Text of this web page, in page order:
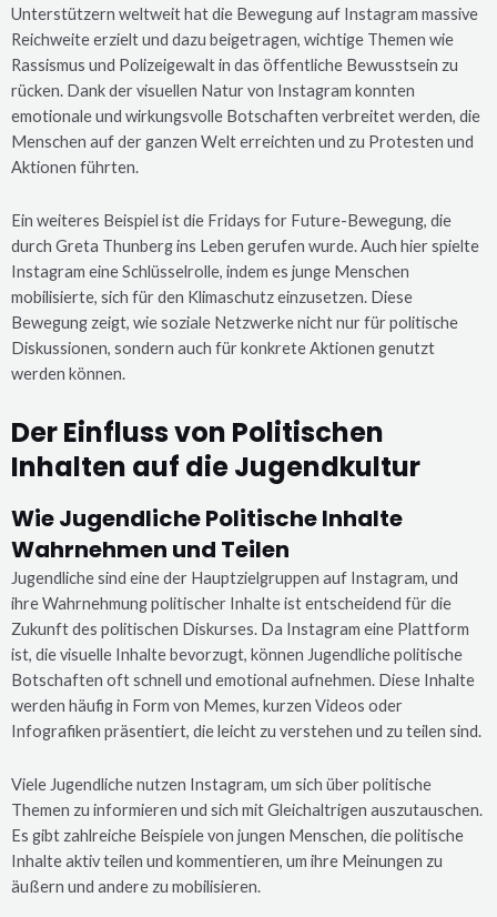
Unterstützern weltweit hat die Bewegung auf Instagram massive
Reichweite erzielt und dazu beigetragen, wichtige Themen wie
Rassismus und Polizeigewalt in das öffentliche Bewusstsein zu
rücken. Dank der visuellen Natur von Instagram konnten
emotionale und wirkungsvolle Botschaften verbreitet werden, die
Menschen auf der ganzen Welt erreichten und zu Protesten und
Aktionen führten.
Ein weiteres Beispiel ist die Fridays for Future-Bewegung, die
durch Greta Thunberg ins Leben gerufen wurde. Auch hier spielte
Instagram eine Schlüsselrolle, indem es junge Menschen
mobilisierte, sich für den Klimaschutz einzusetzen. Diese
Bewegung zeigt, wie soziale Netzwerke nicht nur für politische
Diskussionen, sondern auch für konkrete Aktionen genutzt
werden können.
Der Einfluss von Politischen
Inhalten auf die Jugendkultur
Wie Jugendliche Politische Inhalte
Wahrnehmen und Teilen
Jugendliche sind eine der Hauptzielgruppen auf Instagram, und
ihre Wahrnehmung politischer Inhalte ist entscheidend für die
Zukunft des politischen Diskurses. Da Instagram eine Plattform
ist, die visuelle Inhalte bevorzugt, können Jugendliche politische
Botschaften oft schnell und emotional aufnehmen. Diese Inhalte
werden häufig in Form von Memes, kurzen Videos oder
Infografiken präsentiert, die leicht zu verstehen und zu teilen sind.
Viele Jugendliche nutzen Instagram, um sich über politische
Themen zu informieren und sich mit Gleichaltrigen auszutauschen.
Es gibt zahlreiche Beispiele von jungen Menschen, die politische
Inhalte aktiv teilen und kommentieren, um ihre Meinungen zu
äußern und andere zu mobilisieren.